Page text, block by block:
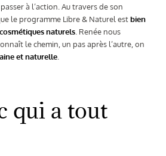
à l’action. Au travers de son
le programme Libre & Naturel estbien
naturels. Renée nous
le chemin, un pas après l’autre, on
et naturelle.
qui a tout